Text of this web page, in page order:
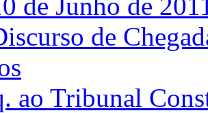
de
ao Tribunal